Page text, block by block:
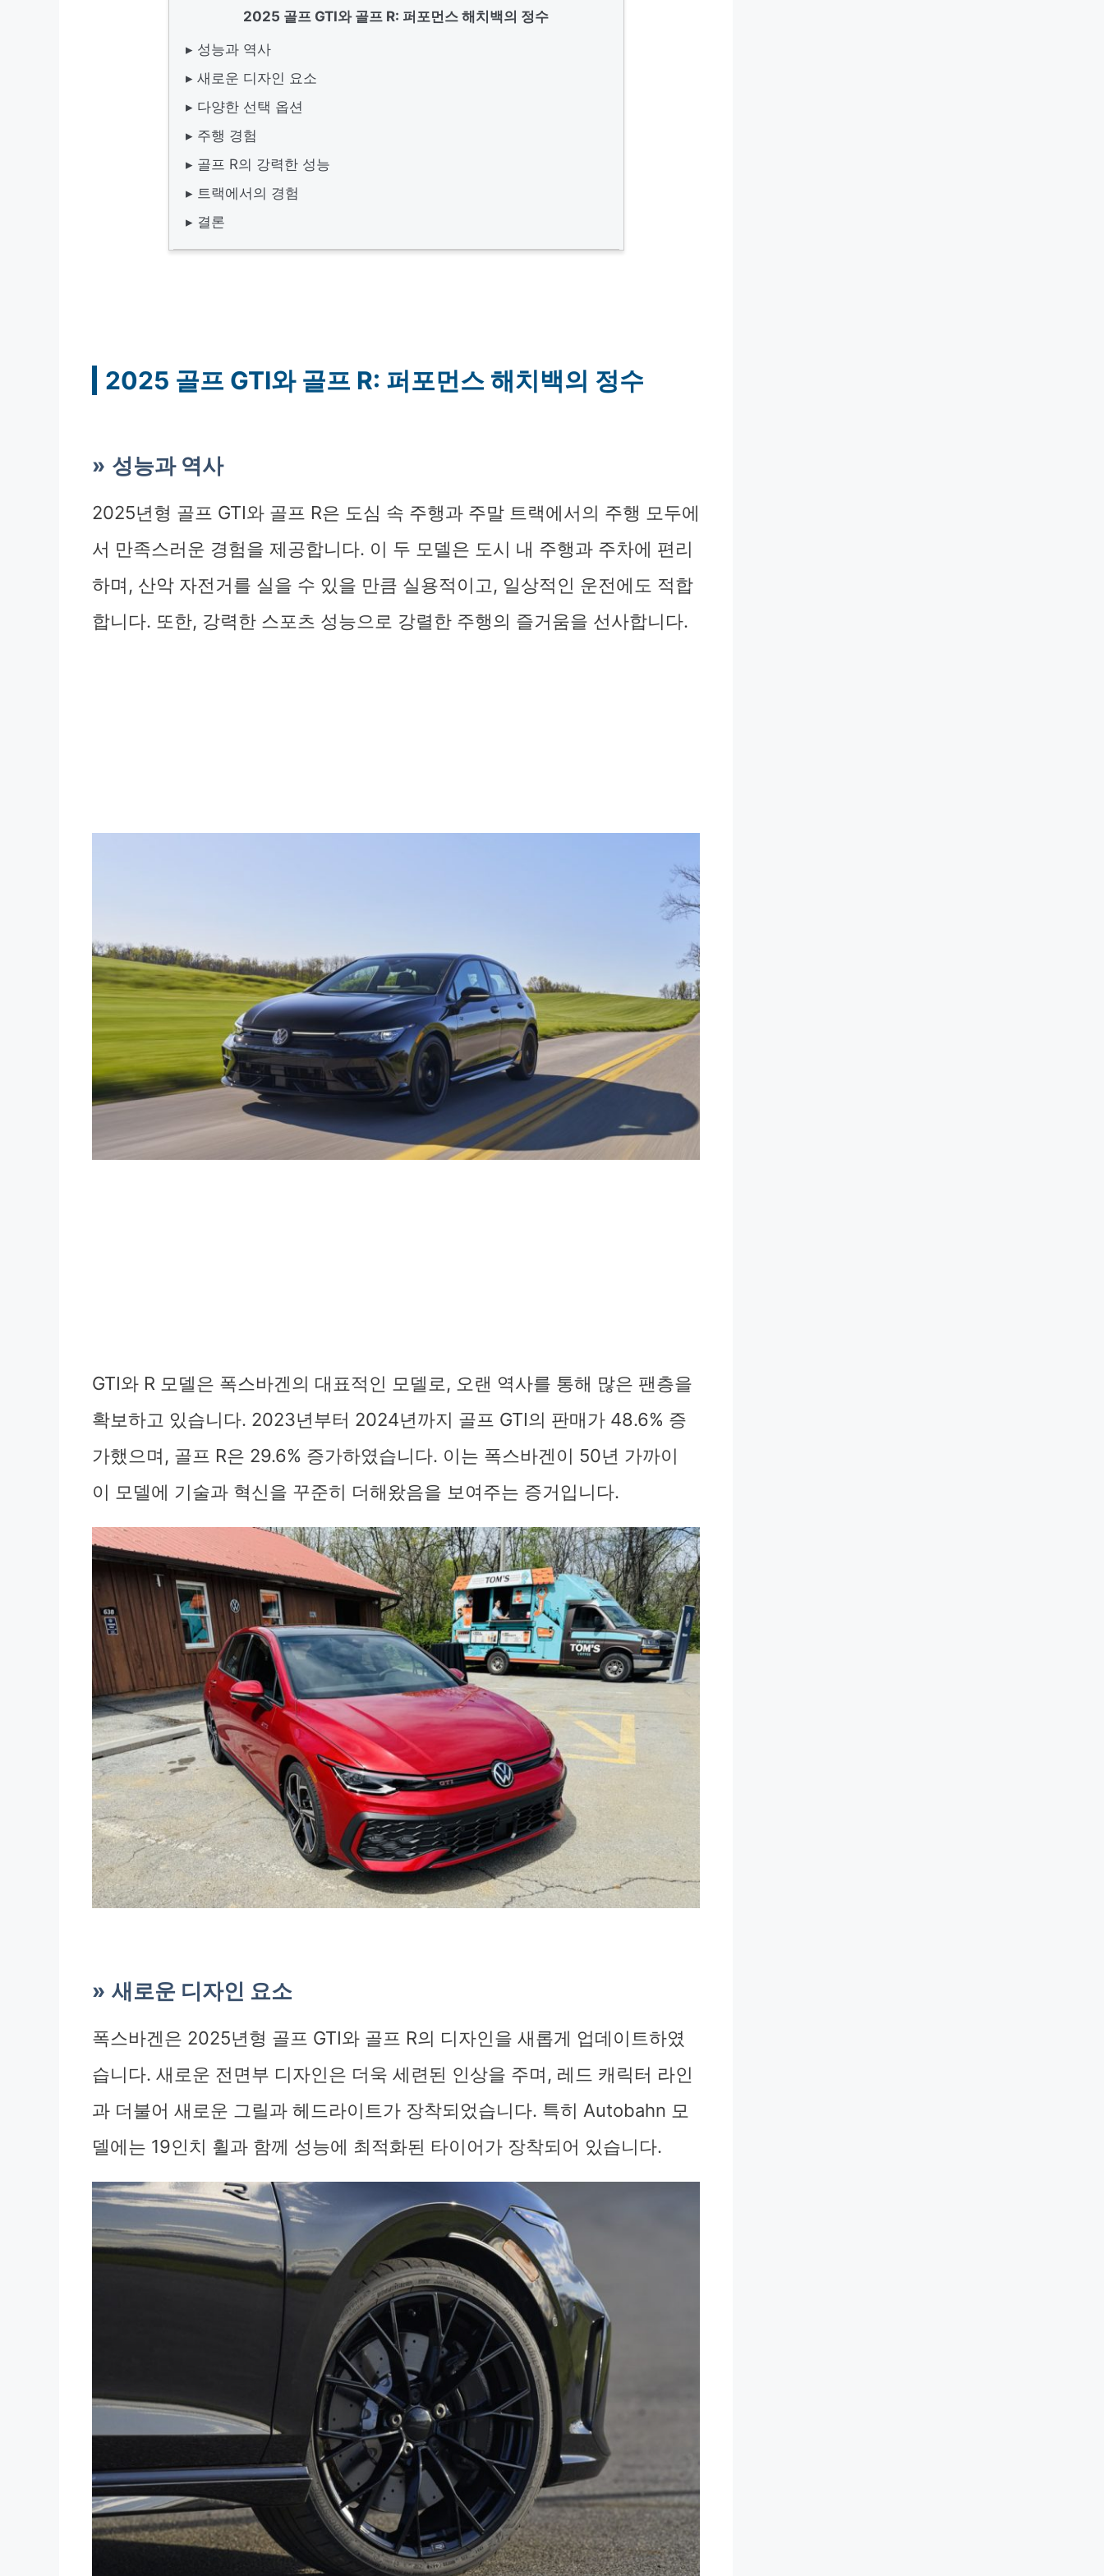
2025 골프 GTI와 골프 R: 퍼포먼스 해치백의 정수
▸ 성능과 역사
▸ 새로운 디자인 요소
▸ 다양한 선택 옵션
▸ 주행 경험
▸ 골프 R의 강력한 성능
▸ 트랙에서의 경험
▸ 결론
2025 골프 GTI와 골프 R: 퍼포먼스 해치백의 정수
성능과 역사
2025년형 골프 GTI와 골프 R은 도심 속 주행과 주말 트랙에서의 주행 모두에
서 만족스러운 경험을 제공합니다. 이 두 모델은 도시 내 주행과 주차에 편리
하며, 산악 자전거를 실을 수 있을 만큼 실용적이고, 일상적인 운전에도 적합
합니다. 또한, 강력한 스포츠 성능으로 강렬한 주행의 즐거움을 선사합니다.
GTI와 R 모델은 폭스바겐의 대표적인 모델로, 오랜 역사를 통해 많은 팬층을
확보하고 있습니다. 2023년부터 2024년까지 골프 GTI의 판매가 48.6% 증
가했으며, 골프 R은 29.6% 증가하였습니다. 이는 폭스바겐이 50년 가까이
이 모델에 기술과 혁신을 꾸준히 더해왔음을 보여주는 증거입니다.
새로운 디자인 요소
폭스바겐은 2025년형 골프 GTI와 골프 R의 디자인을 새롭게 업데이트하였
습니다. 새로운 전면부 디자인은 더욱 세련된 인상을 주며, 레드 캐릭터 라인
과 더불어 새로운 그릴과 헤드라이트가 장착되었습니다. 특히 Autobahn 모
델에는 19인치 휠과 함께 성능에 최적화된 타이어가 장착되어 있습니다.